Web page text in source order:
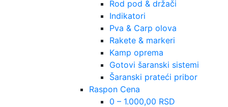
Rod pod & držači
Indikatori
Pva & Carp olova
Rakete & markeri
Kamp oprema
Gotovi šaranski sistemi
Šaranski prateći pribor
Raspon Cena
0 – 1.000,00 RSD